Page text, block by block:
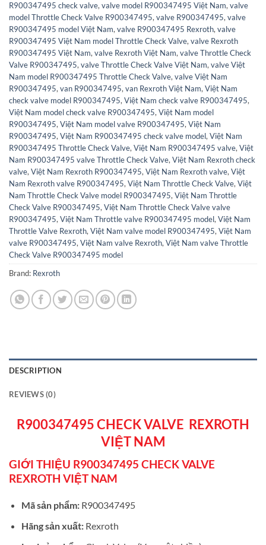
R900347495 check valve,valve model R900347495 Việt Nam,valve
model Throttle Check Valve R900347495,valve R900347495,valve
R900347495 model Việt Nam,valve R900347495 Rexroth,valve
R900347495 Việt Nam model Throttle Check Valve,valve Rexroth
R900347495 Việt Nam,valve Rexroth Việt Nam,valve Throttle Check
Valve R900347495,valve Throttle Check Valve Việt Nam,valve Việt
Nam model R900347495 Throttle Check Valve,valve Việt Nam
R900347495,van R900347495,van Rexroth Việt Nam,Việt Nam
check valve model R900347495,Việt Nam check valve R900347495,
Việt Nam model check valve R900347495,Việt Nam model
R900347495,Việt Nam model valve R900347495,Việt Nam
R900347495,Việt Nam R900347495 check valve model,Việt Nam
R900347495 Throttle Check Valve,Việt Nam R900347495 valve,Việt
Nam R900347495 valve Throttle Check Valve,Việt Nam Rexroth check
valve,Việt Nam Rexroth R900347495,Việt Nam Rexroth valve,Việt
Nam Rexroth valve R900347495,Việt Nam Throttle Check Valve,Việt
Nam Throttle Check Valve model R900347495,Việt Nam Throttle
Check Valve R900347495,Việt Nam Throttle Check Valve valve
R900347495,Việt Nam Throttle valve R900347495 model,Việt Nam
Throttle Valve Rexroth,Việt Nam valve model R900347495,Việt Nam
valve R900347495,Việt Nam valve Rexroth,Việt Nam valve Throttle
Check Valve R900347495 model
Brand: Rexroth
DESCRIPTION
REVIEWS (0)
R900347495 CHECK VALVE REXROTH
VIỆT NAM
GIỚI THIỆU R900347495 CHECK VALVE
REXROTH VIỆT NAM
Mã sản phẩm:R900347495
Hãng sản xuất:Rexroth